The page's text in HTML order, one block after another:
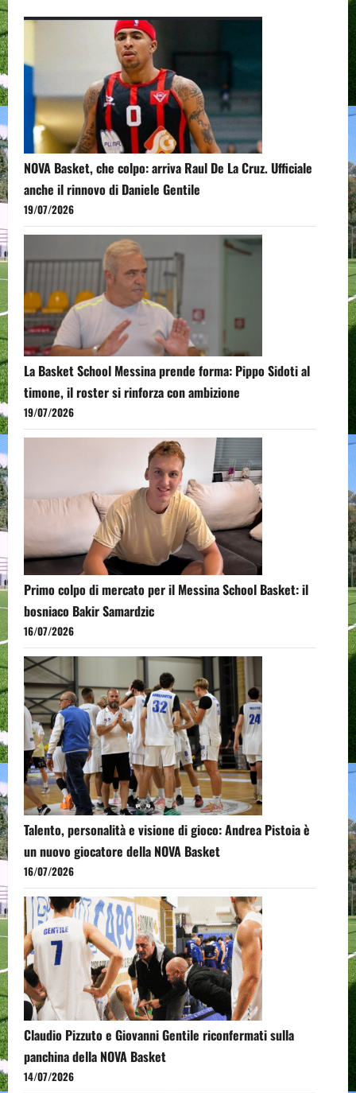
NOVA Basket, che colpo: arriva Raul De La Cruz. Ufficiale
anche il rinnovo di Daniele Gentile
19/07/2026
La Basket School Messina prende forma: Pippo Sidoti al
timone, il roster si rinforza con ambizione
19/07/2026
Primo colpo di mercato per il Messina School Basket: il
bosniaco Bakir Samardzic
16/07/2026
Talento, personalità e visione di gioco: Andrea Pistoia è
un nuovo giocatore della NOVA Basket
16/07/2026
Claudio Pizzuto e Giovanni Gentile riconfermati sulla
panchina della NOVA Basket
14/07/2026